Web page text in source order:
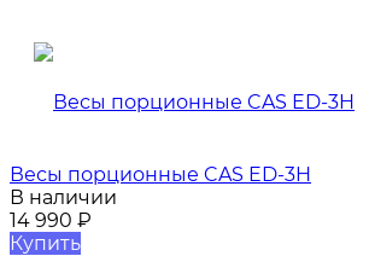
Весы порционные CAS ED-3H
В наличии
14 990 ₽
Купить